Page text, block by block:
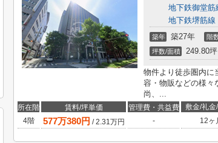
地下鉄御堂筋
地下鉄堺筋線
築年 築27年 階
坪数/面積 249.80
物件より徒歩圏内に
容・物販などの様々
尚、...
所在階 賃料/坪単価 管理費・共益費 敷金/礼金
4階
577万380円 /2.31万円 - 12ヶ